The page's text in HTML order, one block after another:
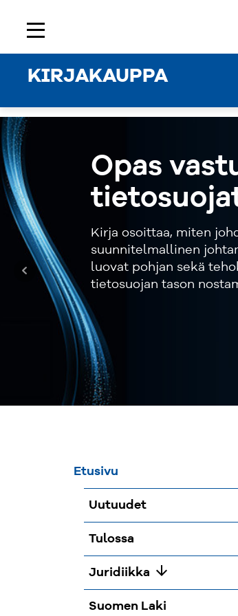
KIRJAKAUPPA
Etusivu
Opas
Kirja osoittaa, miten
suunnitelmallinen
luovat pohjan sekä
tietosuojan tason
Etusivu
Uutuudet
Tulossa
Juridiikka arrow_downward
Suomen Laki